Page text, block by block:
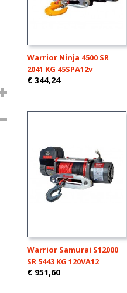
Warrior Ninja 4500 SR
2041 KG 45SPA12v
€ 344,24
Warrior Samurai S12000
SR 5443 KG 120VA12
€ 951,60